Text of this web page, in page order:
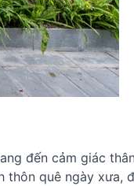
đến cảm giác
thôn quê ngày xưa,